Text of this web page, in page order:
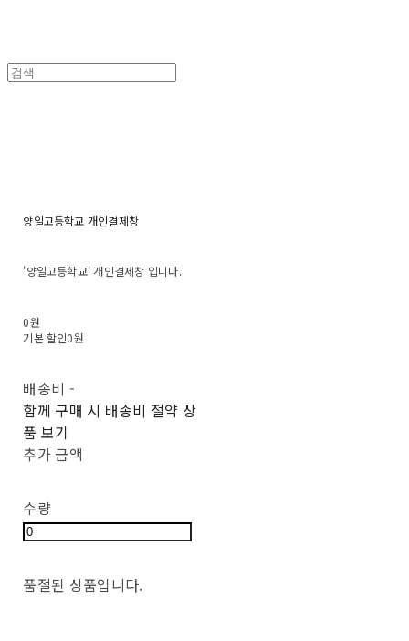
양일고등학교 개인결제창
'양일고등학교' 개인결제창 입니다.
0원
기본 할인0원
배송비 -
함께 구매 시 배송비 절약 상
품 보기
추가 금액
수량
품절된 상품입니다.